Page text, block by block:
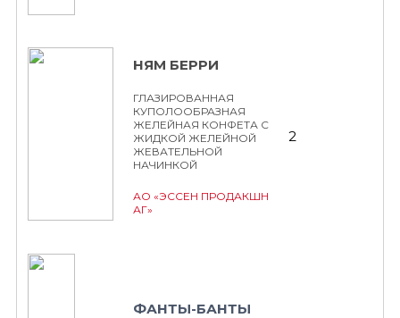
НЯМ БЕРРИ
ГЛАЗИРОВАННАЯ
КУПОЛООБРАЗНАЯ
ЖЕЛЕЙНАЯ КОНФЕТА С
ЖИДКОЙ ЖЕЛЕЙНОЙ
ЖЕВАТЕЛЬНОЙ
НАЧИНКОЙ
АО «ЭССЕН ПРОДАКШН
АГ»
2
ФАНТЫ-БАНТЫ